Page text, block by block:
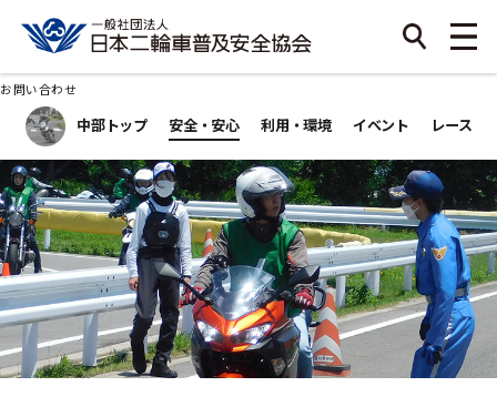
中部トップ 安全・安心 利用・環境 イベント レース
お問い合わせ